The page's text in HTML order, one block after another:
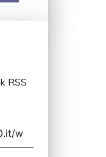
RSS